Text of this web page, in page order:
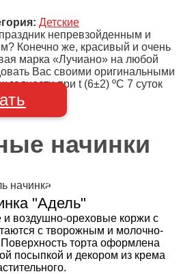
Детские
непревзойденным и
Конечно же, красивый и очень
марка «Лучиано» на любой
Вас своими оригинальными
при t (6±2) ºC 7 суток
начинки
"Адель"
и воздушно-ореховые коржи с
с творожным и молочно-
торта оформлена
посыпкой и декором из крема